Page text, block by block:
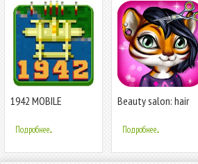
1942 MOBILE
Подробнее...
Beauty salon: hair
Подробнее...